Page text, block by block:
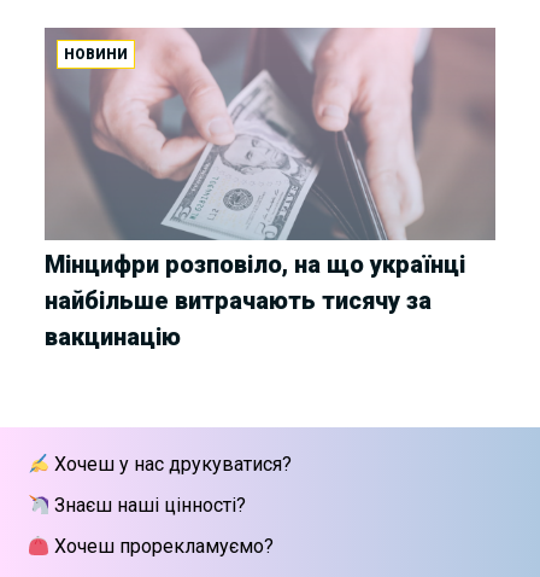
НОВИНИ
Мінцифри розповіло, на що українці
найбільше витрачають тисячу за
вакцинацію
Хочеш у нас друкуватися?
Знаєш наші цінності?
Хочеш прорекламуємо?